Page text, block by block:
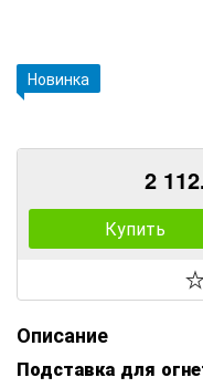
Новинка
2
Купить
Описание
Подставка для